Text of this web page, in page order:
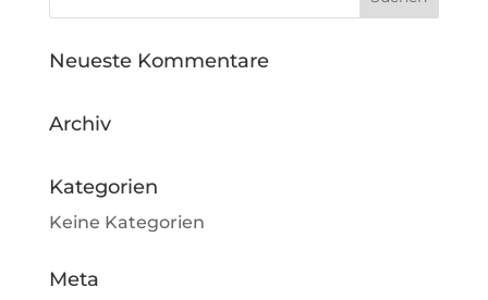
Neueste Kommentare
Archiv
Kategorien
Keine Kategorien
Meta